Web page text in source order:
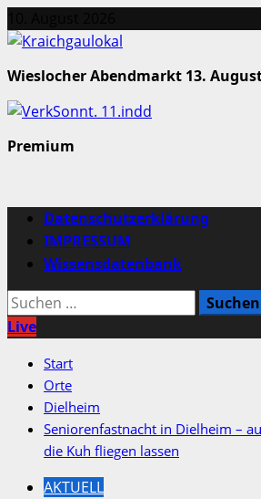
Inhalt
Wieslocher Abendmarkt 13.
Premium
Primäres
Menü
Datenschutzerklärung
IMPRESSUM
Wissensdatenbank
Suchen
nach:
Live
Start
Orte
Dielheim
Seniorenfastnacht in Dielheim –
die Kuh fliegen lassen
AKTUELL